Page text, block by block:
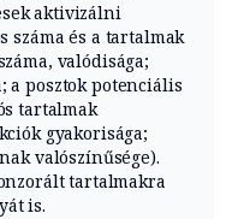
aktivizálni
száma és a tartalmak
valódisága;
a posztok potenciális
tartalmak
gyakorisága;
valószínűsége).
tartalmakra
is.